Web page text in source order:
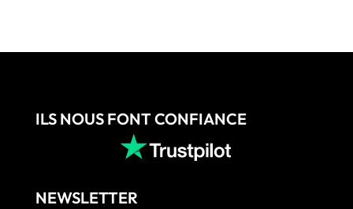
ILS NOUS FONT CONFIANCE
NEWSLETTER